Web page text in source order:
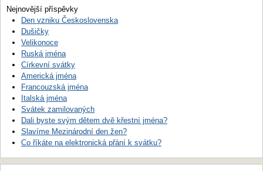
Nejnovější příspěvky
Den vzniku Československa
Dušičky
Velikonoce
Ruská jména
Církevní svátky
Americká jména
Francouzská jména
Italská jména
Svátek zamilovaných
Dali byste svým dětem dvě křestní jména?
Slavíme Mezinárodní den žen?
Co říkáte na elektronická přání k svátku?